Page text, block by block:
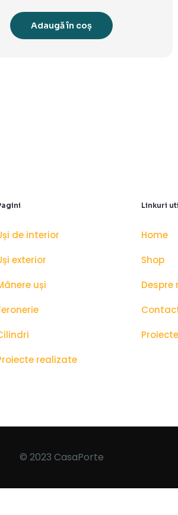
Adaugă în coș
de interior
exterior
uși
realizate
Linkuri
Home
Shop
Despre
© 2023 CasaPorte